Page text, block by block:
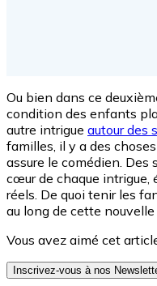
Ou bien dans ce
condition des enfants
autre intrigue autour des
familles, il y a des
assure le comédien.
cœur de chaque intrigue,
réels. De quoi tenir les
au long de cette nouvelle
Vous avez aimé cet
Inscrivez-vous à nos